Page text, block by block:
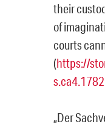
their
of
courts
(https://
„Der